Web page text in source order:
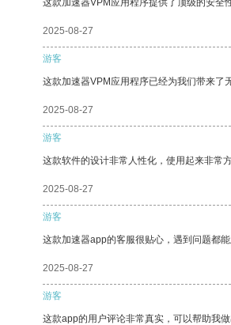
这款加速器VPM应用程序提供了顶级的安全
2025-08-27
游客
这款加速器VPM应用程序已经为我们带来了
2025-08-27
游客
这款软件的设计非常人性化，使用起来非常方
2025-08-27
游客
这款加速器app的客服很贴心，遇到问题都
2025-08-27
游客
这款app的用户评论非常真实，可以帮助我做